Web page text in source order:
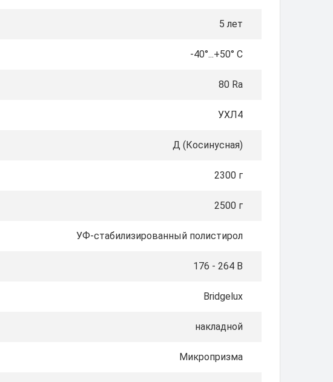
5 лет
-40°...+50° C
80 Ra
УХЛ4
Д (Косинусная)
2300 г
2500 г
УФ-стабилизированный полистирол
176 - 264 В
Bridgelux
накладной
Микропризма